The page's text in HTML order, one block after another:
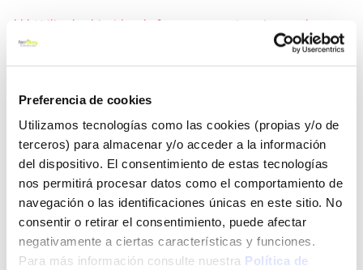
Preferencia de cookies
Utilizamos tecnologías como las cookies (propias y/o de
terceros) para almacenar y/o acceder a la información
del dispositivo. El consentimiento de estas tecnologías
nos permitirá procesar datos como el comportamiento de
navegación o las identificaciones únicas en este sitio. No
consentir o retirar el consentimiento, puede afectar
negativamente a ciertas características y funciones.
Para más información consulte nuestra Política de
*** Utilice los biocidas de forma segura. Lea siempre la
etiqueta y la informacion sobre el biocida antes de usarlo
19,95 €
Añadir al carrito
Click&Collect - Recogida gratis
Envío a domicilio: